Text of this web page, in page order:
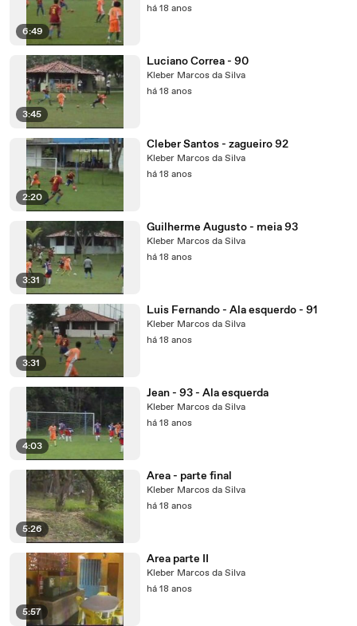
6:49
há 18 anos
3:45
Luciano Correa - 90
Kleber Marcos da Silva
há 18 anos
2:20
Cleber Santos - zagueiro 92
Kleber Marcos da Silva
há 18 anos
3:31
Guilherme Augusto - meia 93
Kleber Marcos da Silva
há 18 anos
3:31
Luis Fernando - Ala esquerdo - 91
Kleber Marcos da Silva
há 18 anos
4:03
Jean - 93 - Ala esquerda
Kleber Marcos da Silva
há 18 anos
5:26
Area - parte final
Kleber Marcos da Silva
há 18 anos
5:57
Area parte II
Kleber Marcos da Silva
há 18 anos